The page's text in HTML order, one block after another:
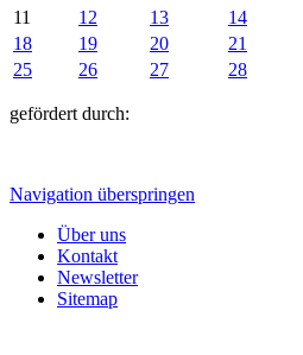
11
12 13 14
18
19 20 21
25
26 27 28
gefördert durch:
Navigation überspringen
Über uns
Kontakt
Newsletter
Sitemap